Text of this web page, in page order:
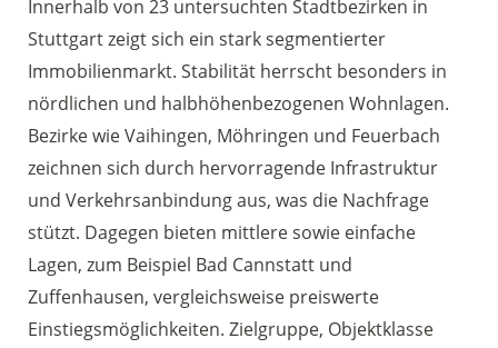
Innerhalb von 23 untersuchten Stadtbezirken in
Stuttgart zeigt sich ein stark segmentierter
Immobilienmarkt. Stabilität herrscht besonders in
nördlichen und halbhöhenbezogenen Wohnlagen.
Bezirke wie Vaihingen, Möhringen und Feuerbach
zeichnen sich durch hervorragende Infrastruktur
und Verkehrsanbindung aus, was die Nachfrage
stützt. Dagegen bieten mittlere sowie einfache
Lagen, zum Beispiel Bad Cannstatt und
Zuffenhausen, vergleichsweise preiswerte
Einstiegsmöglichkeiten. Zielgruppe, Objektklasse